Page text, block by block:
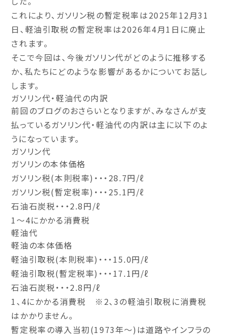
これにより、ガソリン税の暫定税率は2025年12月31
日、軽油引取税の暫定税率は2026年4月1日に廃止
されます。
そこで今回は、今後ガソリン代がどのように推移する
か、私たちにどのような影響があるかについてお話し
します。
ガソリン代・軽油代の内訳
前回のブログのおさらいとなりますが、みなさんが支
払っているガソリン代・軽油代の内訳は主に以下のよ
うになっています。
ガソリン代
ガソリンの本体価格
ガソリン税(本則税率)・・・28.7円/ℓ
ガソリン税(暫定税率)・・・25.1円/ℓ
石油石炭税・・・2.8円/ℓ
1～4にかかる消費税
軽油代
軽油の本体価格
軽油引取税(本則税率)・・・15.0円/ℓ
軽油引取税(暫定税率)・・・17.1円/ℓ
石油石炭税・・・2.8円/ℓ
1、4にかかる消費税 ※2、3の軽油引取税に消費税
はかかりません。
暫定税率の導入当初(1973年～)は道路やインフラの